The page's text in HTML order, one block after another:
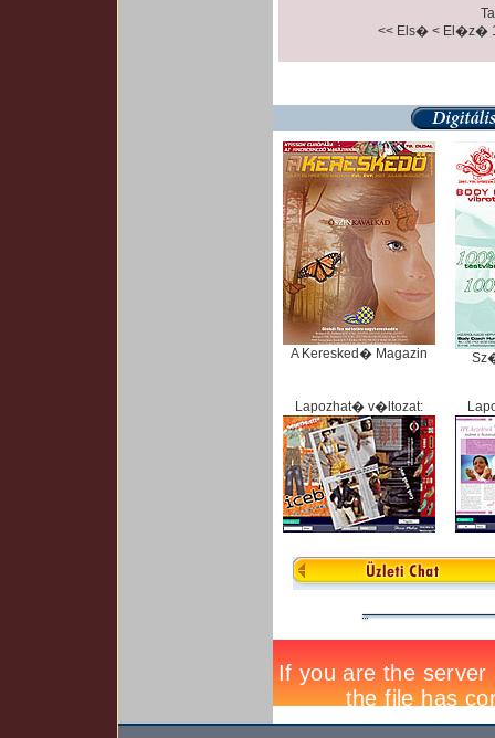
<< Els� < El�z�
A Keresked� Magazin
Lapozhat� v�ltozat: